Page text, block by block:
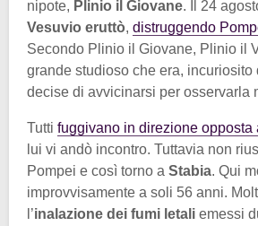
nipote, Plinio il Giovane. Il 24
Vesuvio eruttò, distruggendo
Secondo Plinio il Giovane, Plinio il
grande studioso che era, incuriosito
decise di avvicinarsi per osservarla
Tutti fuggivano in direzione opposta
lui vi andò incontro. Tuttavia non
Pompei e così torno a Stabia. Qui
improvvisamente a soli 56 anni.
l’inalazione dei fumi letali emessi